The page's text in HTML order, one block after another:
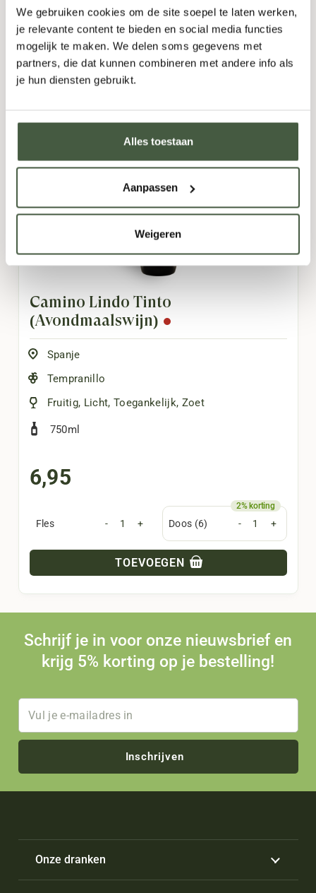
We gebruiken cookies om de site soepel te laten werken,
je relevante content te bieden en social media functies
mogelijk te maken. We delen soms gegevens met
partners, die dat kunnen combineren met andere info als
je hun diensten gebruikt.
Alles toestaan
Aanpassen
Weigeren
Vergelijkbare producten
Camino Lindo Tinto
(Avondmaalswijn)
Spanje
Tempranillo
Fruitig, Licht, Toegankelijk, Zoet
750ml
6,95
Fles - + Doos (6) - +
TOEVOEGEN
Schrijf je in voor onze nieuwsbrief en
krijg 5% korting op je bestelling!
Inschrijven
Onze dranken